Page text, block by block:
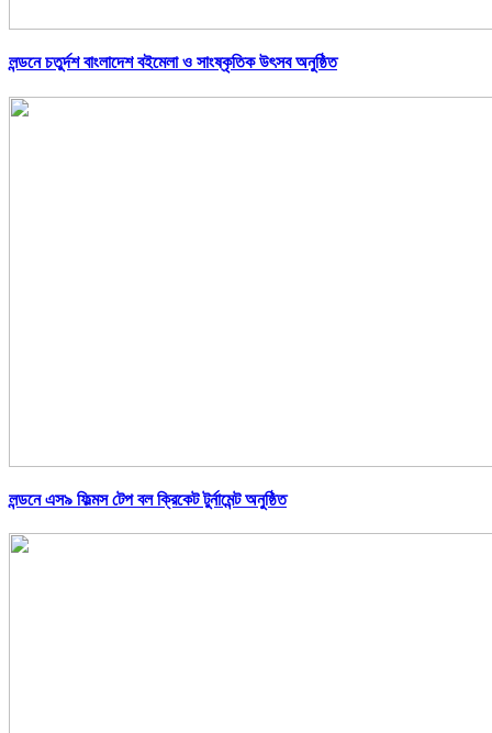
লন্ডনে চতুর্দশ বাংলাদেশ বইমেলা ও সাংষ্কৃতিক উৎসব অনুষ্ঠিত
লন্ডনে এস৯ ফিল্মস টেপ বল ক্রিকেট টুর্নামেন্ট অনুষ্ঠিত